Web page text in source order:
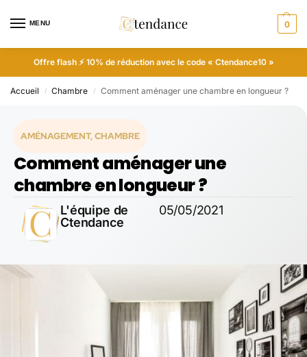
MENU 0
Offre flash ⚡ 10% de réduction avec le code « Ctendance10 »
Accueil / Chambre / Comment aménager une chambre en longueur ?
AMÉNAGEMENT,CHAMBRE
Comment aménager une
chambre en longueur ?
L'équipe de
Ctendance
05/05/2021